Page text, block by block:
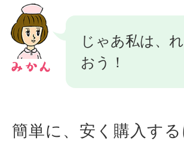
じゃあ私は、
おう！
簡単に、安く購入す